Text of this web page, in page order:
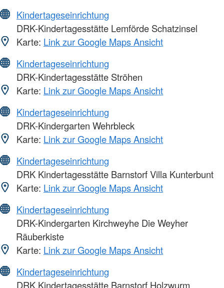
Kindertageseinrichtung
DRK-Kindertagesstätte Lemförde Schatzinsel
Karte: Link zur Google Maps Ansicht
Kindertageseinrichtung
DRK-Kindertagesstätte Ströhen
Karte: Link zur Google Maps Ansicht
Kindertageseinrichtung
DRK-Kindergarten Wehrbleck
Karte: Link zur Google Maps Ansicht
Kindertageseinrichtung
DRK Kindertagesstätte Barnstorf Villa Kunterbunt
Karte: Link zur Google Maps Ansicht
Kindertageseinrichtung
DRK-Kindergarten Kirchweyhe Die Weyher
Räuberkiste
Karte: Link zur Google Maps Ansicht
Kindertageseinrichtung
DRK Kindertagesstätte Barnstorf Holzwurm